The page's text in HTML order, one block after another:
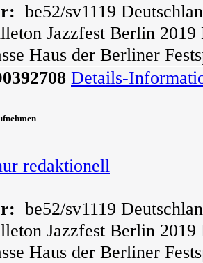
be52/sv1119
Jazzfest Berlin
Haus der Berliner
Details-
redaktionell
be52/sv1119
Jazzfest Berlin
Haus der Berliner